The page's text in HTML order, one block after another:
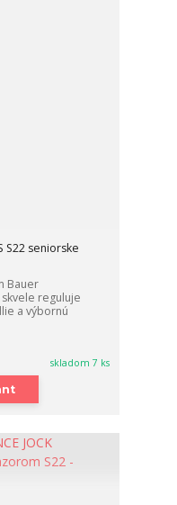
S22 seniorske
Bauer
skvele reguluje
a výbornú
skladom 7 ks